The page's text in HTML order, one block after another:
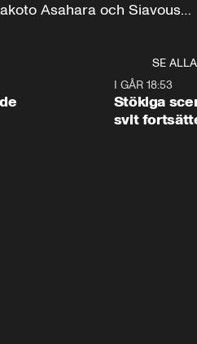
Asahara och Siavoush
SE ALLA
I GÅR 18:53
Stökiga
svit